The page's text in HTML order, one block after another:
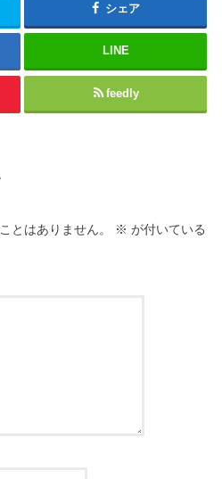
シェア
LINE
feedly
とはありません。 ※ が付いている